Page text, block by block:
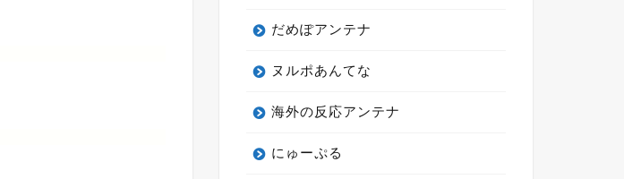
だめぽアンテナ
ヌルポあんてな
海外の反応アンテナ
にゅーぷる